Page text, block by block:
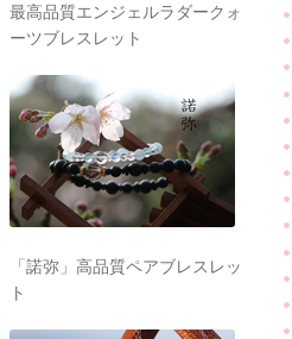
最高品質エンジェルラダークォ
ーツブレスレット
「諾弥」高品質ペアブレスレッ
ト